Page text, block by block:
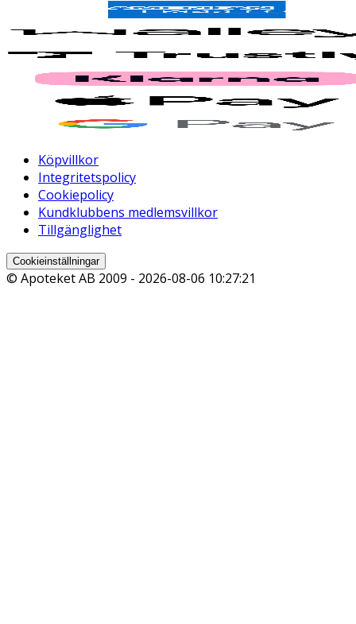
Köpvillkor
Integritetspolicy
Cookiepolicy
Kundklubbens medlemsvillkor
Tillgänglighet
Cookieinställningar
© Apoteket AB 2009 - 2026-08-06 10:27:21